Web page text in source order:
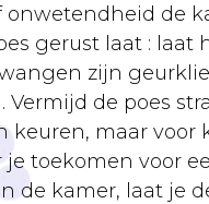
de
gerust laat : laat
zijn
Vermijd de poes
maar voor
toekomen voor
de kamer, laat je